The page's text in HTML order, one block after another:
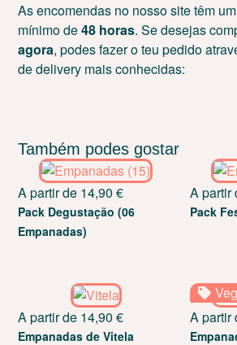
As encomendas no nosso site têm
mínimo de48 horas. Se desejas
agora, podes fazer o teu pedido
de delivery mais conhecidas:
Também podes gostar
A partir de 14,90€
Pack Degustação (06
Empanadas)
A partir
Pack
A partir de 14,90€
Empanadas de Vitela
A partir